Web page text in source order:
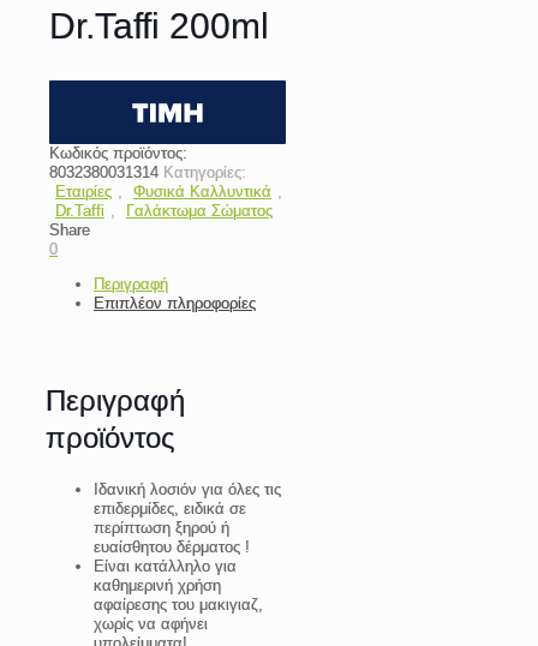
Dr.Taffi 200ml
Κωδικός προϊόντος:
8032380031314 Κατηγορίες:
Εταιρίες
Φυσικά Καλλυντικά
Dr.Taffi
Γαλάκτωμα Σώματος
Share
0
Περιγραφή
Επιπλέον πληροφορίες
Περιγραφή
προϊόντος
Ιδανική λοσιόν για όλες τις
επιδερμίδες, ειδικά σε
περίπτωση ξηρού ή
ευαίσθητου δέρματος !
Είναι κατάλληλο για
καθημερινή χρήση
αφαίρεσης του μακιγιαζ,
χωρίς να αφήνει